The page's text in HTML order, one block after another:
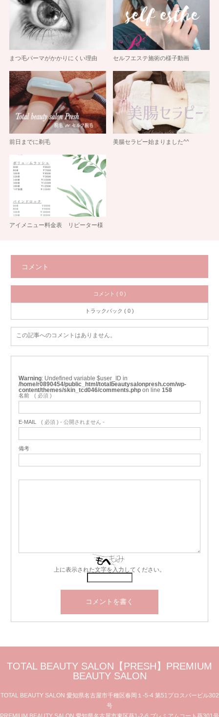
まつ毛パーマがかかりにくい理由 セルフエステ施術の様子動画
前日までに剃毛 美腸セラピー始まりました^^
アイメニュー料金表 リピーター様
コメント
コメント ( 0 )
トラックバック ( 0 )
この記事へのコメントはありません。
Warning : Undefined variable $user_ID in
/home/r0890454/public_html/totalbeautysalonpresh.com/wp-
content/themes/skin_tcd046/comments.php on line 158
名前 ( 必須 )
E-MAIL ( 必須 ) - 公開されません -
備考
上に表示された文字を入力してください。
TOTAL BEAUTY SALON【PRESH】PREMIUM
BEAUTY SALON
TOTAL BEAUTY SALON 愛知県名古屋市千種区春岡１-5-4 第51プロスパービル302
号